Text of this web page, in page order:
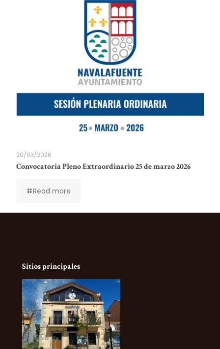
20/03/2026
Convocatoria Pleno Extraordinario 25 de marzo 2026
Read more
Sitios principales